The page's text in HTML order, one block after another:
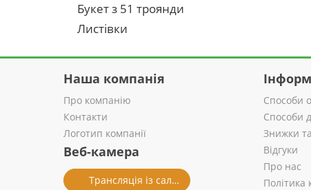
Букет з 51 троянди
Листівки
Наша компанія
Про компанію
Контакти
Логотип компанії
Веб-камера
Трансляція із салону
Способи
Способи
Знижки
Відгуки
Про нас
Політика